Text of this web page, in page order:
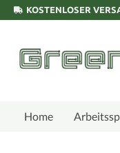
KOSTENLOSER
Home